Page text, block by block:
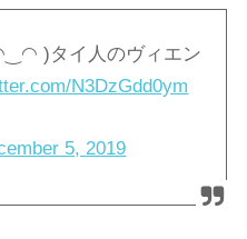
)タイ人のヴィエン
N3DzGdd0ym
5, 2019